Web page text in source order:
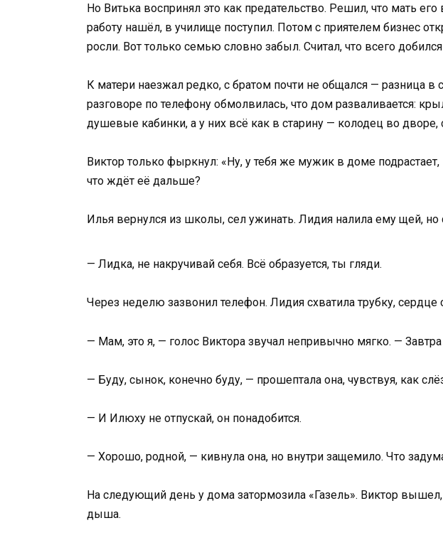
Но Витька воспринял это как предательство. Решил, что мать
работу нашёл, в училище поступил. Потом с приятелем бизнес
росли. Вот только семью словно забыл. Считал, что всего
К матери наезжал редко, с братом почти не общался — разница
разговоре по телефону обмолвилась, что дом разваливается:
душевые кабинки, а у них всё как в старину — колодец во дворе,
Виктор только фыркнул: «Ну, у тебя же мужик в доме
что ждёт её дальше?
Илья вернулся из школы, сел ужинать. Лидия налила ему щей,
— Лидка, не накручивай себя. Всё образуется, ты гляди.
Через неделю зазвонил телефон. Лидия схватила трубку, сердце
— Мам, это я, — голос Виктора звучал непривычно мягко. —
— Буду, сынок, конечно буду, — прошептала она, чувствуя, как
— И Илюху не отпускай, он понадобится.
— Хорошо, родной, — кивнула она, но внутри защемило. Что
На следующий день у дома затормозила «Газель». Виктор
дыша.